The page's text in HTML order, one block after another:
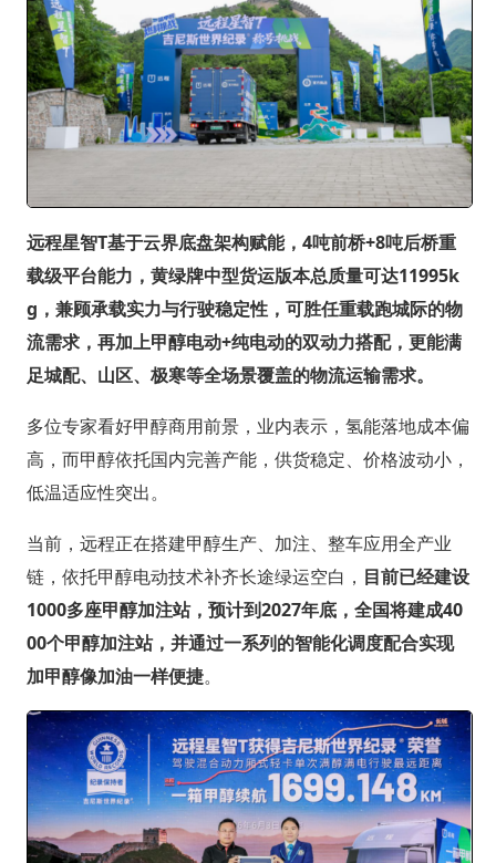
远程星智T基于云界底盘架构赋能，4吨前桥+8吨后桥重
载级平台能力，黄绿牌中型货运版本总质量可达11995k
g，兼顾承载实力与行驶稳定性，可胜任重载跑城际的物
流需求，再加上甲醇电动+纯电动的双动力搭配，更能满
足城配、山区、极寒等全场景覆盖的物流运输需求。
多位专家看好甲醇商用前景，业内表示，氢能落地成本偏
高，而甲醇依托国内完善产能，供货稳定、价格波动小，
低温适应性突出。
当前，远程正在搭建甲醇生产、加注、整车应用全产业
链，依托甲醇电动技术补齐长途绿运空白， 目前已经建设
1000多座甲醇加注站，预计到2027年底，全国将建成40
00个甲醇加注站，并通过一系列的智能化调度配合实现
加甲醇像加油一样便捷。